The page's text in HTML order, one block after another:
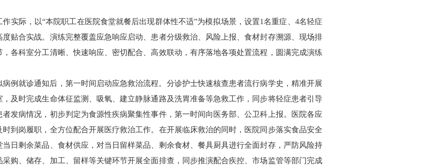
实际，以“本院职工在医院食堂就餐后出现群体性不适”为模拟场景，设置1名重症、4名轻症
贴合实战。演练完整覆盖应急响应启动、患者分级救治、风险上报、食材封存溯源、现场排
各科室分工清晰、快速响应、密切配合、高效联动，有序落地各项处置流程，圆满完成演练
例就诊通知后，第一时间启动应急救治流程。分诊护士快速核查患者流行病学史，精准开展
及时完成生命体征监测、吸氧、建立静脉通路及洗胃准备等急救工作，同步将轻症患者引导
发病情况，初步判定为食源性疾病聚集性事件，第一时间向医务部、公卫科上报。医院各应
到岗履职，全方位配合开展医疗救治工作。 在开展临床救治的同时，医院同步落实食品安全
日剩余菜品、食材供应，对当日留样菜品、剩余食材、餐具厨具进行全面封存，严防风险持
购、储存、加工、留样等关键环节开展全面排查，同步推演配合疾控、市场监管等部门完成